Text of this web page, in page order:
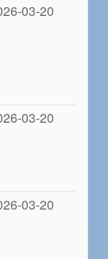
03-20
03-20
03-20